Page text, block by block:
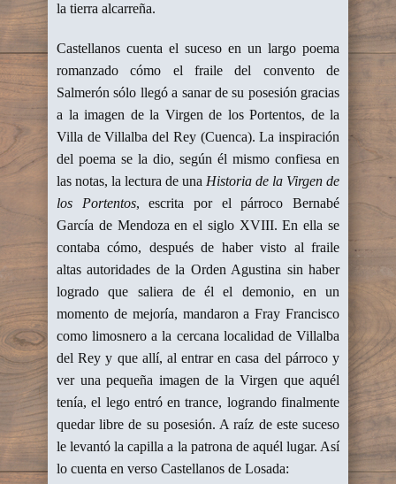
la tierra alcarreña.
Castellanos cuenta el suceso en un largo poema
romanzado cómo el fraile del convento de
Salmerón sólo llegó a sanar de su posesión gracias
a la imagen de la Virgen de los Portentos, de la
Villa de Villalba del Rey (Cuenca). La inspiración
del poema se la dio, según él mismo confiesa en
las notas, la lectura de una Historia de la Virgen de
los Portentos, escrita por el párroco Bernabé
García de Mendoza en el siglo XVIII. En ella se
contaba cómo, después de haber visto al fraile
altas autoridades de la Orden Agustina sin haber
logrado que saliera de él el demonio, en un
momento de mejoría, mandaron a Fray Francisco
como limosnero a la cercana localidad de Villalba
del Rey y que allí, al entrar en casa del párroco y
ver una pequeña imagen de la Virgen que aquél
tenía, el lego entró en trance, logrando finalmente
quedar libre de su posesión. A raíz de este suceso
le levantó la capilla a la patrona de aquél lugar. Así
lo cuenta en verso Castellanos de Losada: